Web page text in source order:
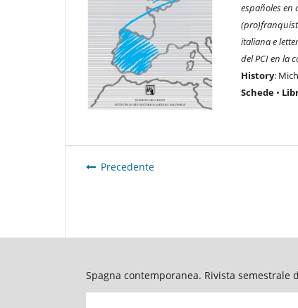
españoles en
italiana e
del PCI en la
History:
Schede •
Precedente
Spagna contemporanea. Rivista semestrale